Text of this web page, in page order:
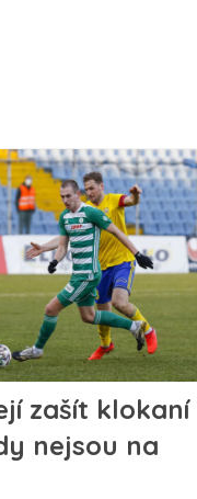
zašít klokaní
nejsou na